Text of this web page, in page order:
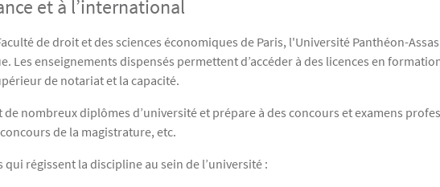
et à l’international
de droit et des sciences économiques de Paris, l'Université Panthéon-
Les enseignements dispensés permettent d’accéder à des licences en
de notariat et la capacité.
nombreux diplômes d’université et prépare à des concours et examens
de la magistrature, etc.
qui régissent la discipline au sein de l’université :